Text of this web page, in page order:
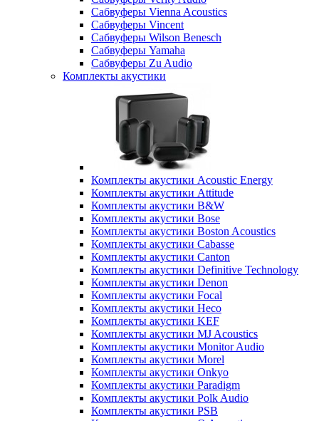
Сабвуферы Vienna Acoustics
Сабвуферы Vincent
Сабвуферы Wilson Benesch
Сабвуферы Yamaha
Сабвуферы Zu Audio
Комплекты акустики
Комплекты акустики Acoustic Energy
Комплекты акустики Attitude
Комплекты акустики B&W
Комплекты акустики Bose
Комплекты акустики Boston Acoustics
Комплекты акустики Cabasse
Комплекты акустики Canton
Комплекты акустики Definitive Technology
Комплекты акустики Denon
Комплекты акустики Focal
Комплекты акустики Heco
Комплекты акустики KEF
Комплекты акустики MJ Acoustics
Комплекты акустики Monitor Audio
Комплекты акустики Morel
Комплекты акустики Onkyo
Комплекты акустики Paradigm
Комплекты акустики Polk Audio
Комплекты акустики PSB